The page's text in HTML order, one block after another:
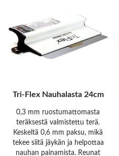
Tri-Flex Nauhalasta 24cm
0,3 mm ruostumattomasta
teräksestä valmistettu terä.
Keskeltä 0,6 mm paksu, mikä
tekee siitä jäykän ja helpottaa
nauhan painamista. Reunat